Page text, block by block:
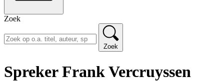
Zoek
Zoek
Spreker Frank Vercruyssen